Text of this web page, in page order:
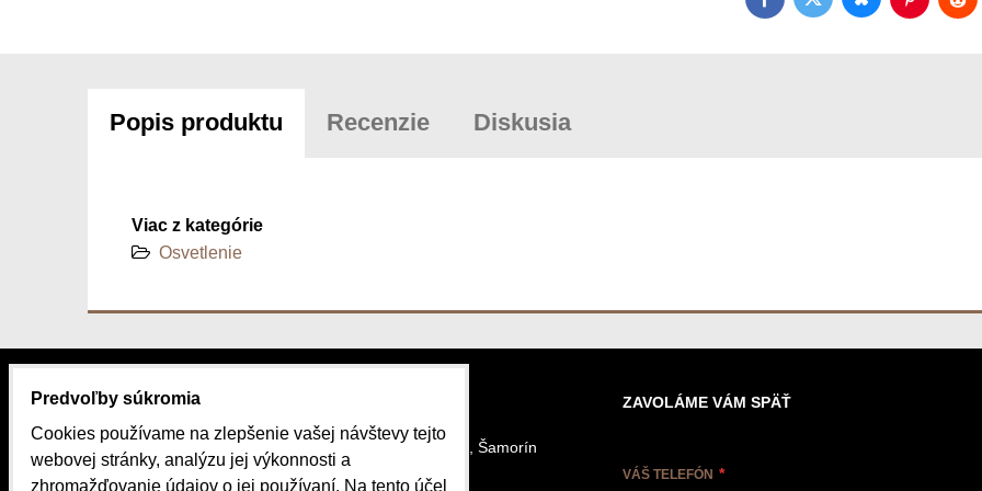
FacebookTwitterBlueskyPinterest
Popis produktu Recenzie Diskusia
Viac z kategórie
Osvetlenie
KONTAKT
SlovakiaBike.sk
JDB Group s.r.o.
Stará cesta 2, Šamorín
ZAVOLÁME VÁM SPÄŤ
VÁŠ TELEFÓN
Predvoľby súkromia
Cookies používame na zlepšenie vašej návštevy tejto
webovej stránky, analýzu jej výkonnosti a
zhromažďovanie údajov o jej používaní. Na tento účel